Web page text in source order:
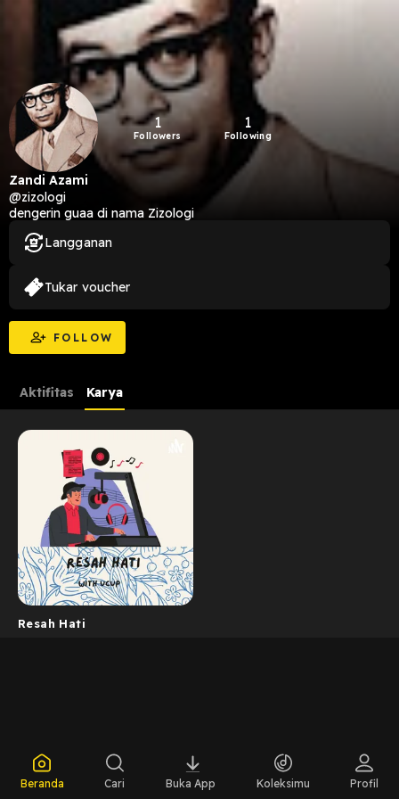
1
Followers
1
Following
Zandi Azami
@zizologi
dengerin guaa di nama Zizologi
FOLLOW
Langganan
Tukar voucher
Aktifitas Karya
Resah Hati
Beranda Cari Buka App Koleksimu Profil